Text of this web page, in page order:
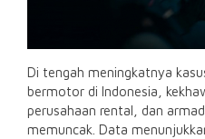
Di tengah meningkatnya
bermotor di Indonesia,
perusahaan rental, dan
memuncak. Data